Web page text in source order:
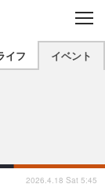
C
O
S
E
を地域から探す
イフ イベント
2026.4.18 Sat 5:45